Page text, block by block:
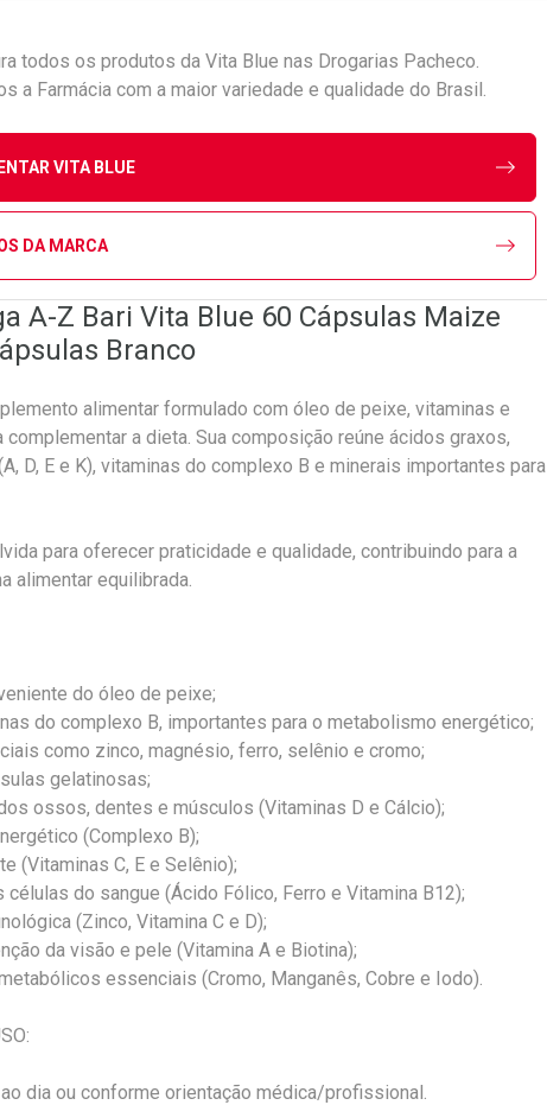
todos os produtos da Vita Blue nas Drogarias Pacheco.
a Farmácia com a maior variedade e qualidade do Brasil.
VITA BLUE
DA MARCA
A-Z Bari Vita Blue 60 Cápsulas Maize
Branco
alimentar formulado com óleo de peixe, vitaminas e
a dieta. Sua composição reúne ácidos graxos,
D, E e K), vitaminas do complexo B e minerais importantes para
para oferecer praticidade e qualidade, contribuindo para a
alimentar equilibrada.
do óleo de peixe;
do complexo B, importantes para o metabolismo energético;
como zinco, magnésio, ferro, selênio e cromo;
gelatinosas;
ossos, dentes e músculos (Vitaminas D e Cálcio);
(Complexo B);
(Vitaminas C, E e Selênio);
células do sangue (Ácido Fólico, Ferro e Vitamina B12);
(Zinco, Vitamina C e D);
da visão e pele (Vitamina A e Biotina);
essenciais (Cromo, Manganês, Cobre e Iodo).
dia ou conforme orientação médica/profissional.